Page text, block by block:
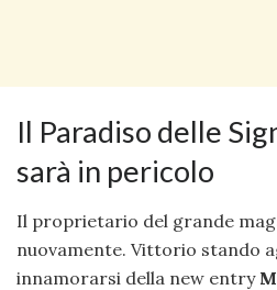
Il Paradiso delle
sarà in pericolo
Il proprietario del grande
nuovamente. Vittorio stando
innamorarsi della new entry